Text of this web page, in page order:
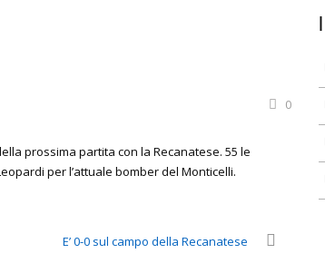
0
prossima partita con la Recanatese. 55 le
per l’attuale bomber del Monticelli.
E’ 0-0 sul campo della Recanatese